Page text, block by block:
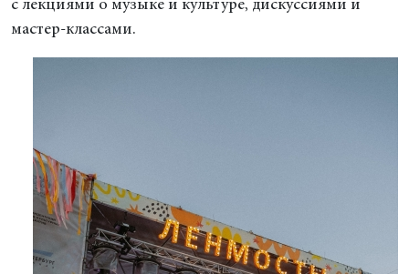
с лекциями о музыке и культуре, дискуссиями и
мастер-классами.